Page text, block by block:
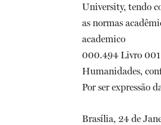
University, tendo
as normas
academico
000.494 Livro 001
Humanidades,
Por ser expressão
Brasília, 24 de